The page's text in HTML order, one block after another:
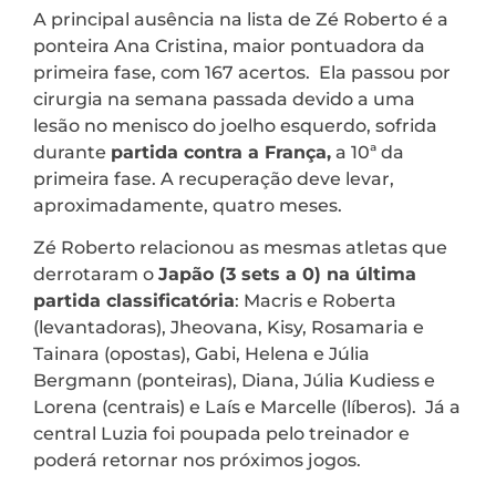
A principal ausência na lista de Zé Roberto é a
ponteira Ana Cristina, maior pontuadora da
primeira fase, com 167 acertos. Ela passou por
cirurgia na semana passada devido a uma
lesão no menisco do joelho esquerdo, sofrida
durante partida contra a França, a 10ª da
primeira fase. A recuperação deve levar,
aproximadamente, quatro meses.
Zé Roberto relacionou as mesmas atletas que
derrotaram o Japão (3 sets a 0) na última
partida classificatória: Macris e Roberta
(levantadoras), Jheovana, Kisy, Rosamaria e
Tainara (opostas), Gabi, Helena e Júlia
Bergmann (ponteiras), Diana, Júlia Kudiess e
Lorena (centrais) e Laís e Marcelle (líberos). Já a
central Luzia foi poupada pelo treinador e
poderá retornar nos próximos jogos.